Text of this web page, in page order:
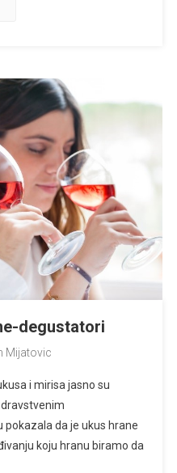
degustatori
Mijatovic
i mirisa jasno su
da je ukus hrane
koju hranu biramo da